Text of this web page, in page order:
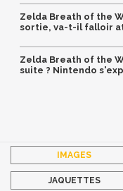
Zelda Breath of the
sortie, va-t-il falloir
Zelda Breath of the
suite ? Nintendo
IMAGES
JAQUETTES